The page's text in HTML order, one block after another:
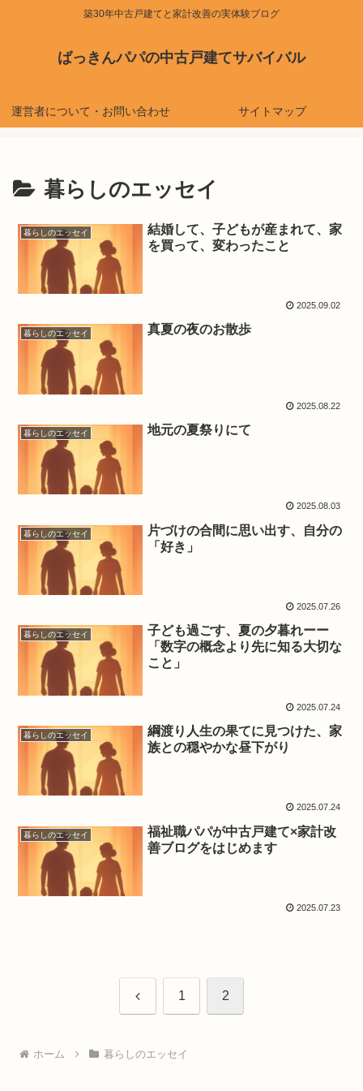
築30年中古戸建てと家計改善の実体験ブログ
ばっきんパパの中古戸建てサバイバル
運営者について・お問い合わせ サイトマップ
暮らしのエッセイ
暮らしのエッセイ
結婚して、子どもが産まれて、家
を買って、変わったこと
2025.09.02
暮らしのエッセイ 真夏の夜のお散歩
2025.08.22
暮らしのエッセイ 地元の夏祭りにて
2025.08.03
暮らしのエッセイ
片づけの合間に思い出す、自分の
「好き」
2025.07.26
暮らしのエッセイ
子ども過ごす、夏の夕暮れーー
「数字の概念より先に知る大切な
こと」
2025.07.24
暮らしのエッセイ
綱渡り人生の果てに見つけた、家
族との穏やかな昼下がり
2025.07.24
暮らしのエッセイ
福祉職パパが中古戸建て×家計改
善ブログをはじめます
2025.07.23
前 1 2
ホーム 暮らしのエッセイ